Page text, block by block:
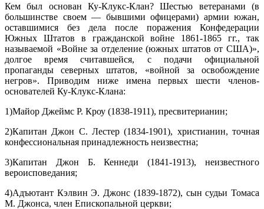
Кем был основан Ку-Клукс-Клан? Шестью ветеранами (в
большинстве своем — бывшими офицерами) армии южан,
оставшимися без дела после поражения Конфедерации
Южных Штатов в гражданской войне 1861-1865 гг., так
называемой «Войне за отделение (южных штатов от США)»,
долгое время считавшейся, с подачи официальной
пропаганды северных штатов, «войной за освобождение
негров». Приводим ниже имена первых шести членов-
основателей Ку-Клукс-Клана:
1)Майор Джеймс Р. Кроу (1838-1911), пресвитерианин;
2)Капитан Джон С. Лестер (1834-1901), христианин, точная
конфессиональная принадлежность неизвестна;
3)Капитан Джон Б. Кеннеди (1841-1913), неизвестного
вероисповедания;
4)Адъютант Кэлвин Э. Джонс (1839-1872), сын судьи Томаса
М. Джонса, член Епископальной церкви;